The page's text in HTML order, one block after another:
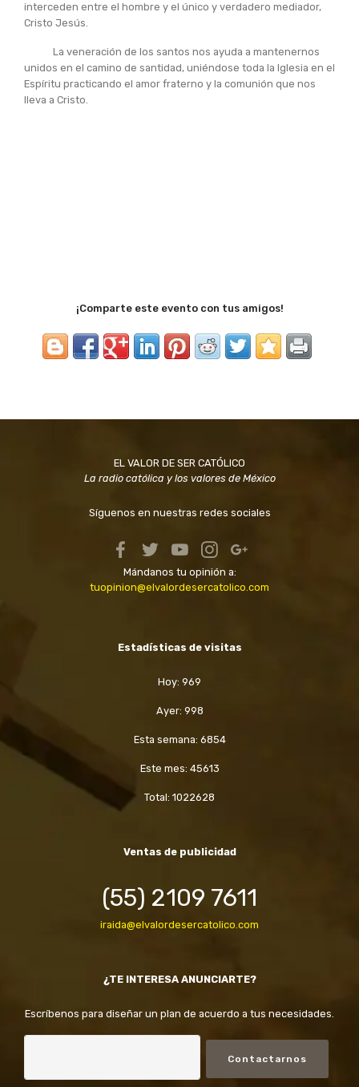
interceden entre el hombre y el único y verdadero mediador,
Cristo Jesús.
La veneración de los santos nos ayuda a mantenernos
unidos en el camino de santidad, uniéndose toda la Iglesia en el
Espíritu practicando el amor fraterno y la comunión que nos
lleva a Cristo.
¡Comparte este evento con tus amigos!
EL VALOR DE SER CATÓLICO
La radio católica y los valores de México
Síguenos en nuestras redes sociales
Mándanos tu opinión a:
tuopinion@elvalordesercatolico.com
Estadísticas de visitas
Hoy: 969
Ayer: 998
Esta semana: 6854
Este mes: 45613
Total: 1022628
Ventas de publicidad
(55) 2109 7611
iraida@elvalordesercatolico.com
¿TE INTERESA ANUNCIARTE?
Escríbenos para diseñar un plan de acuerdo a tus necesidades.
Contactarnos